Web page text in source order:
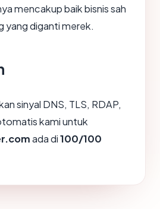
mencakup baik bisnis sah
yang diganti merek.
sinyal DNS, TLS, RDAP,
kami untuk
ada di100/100